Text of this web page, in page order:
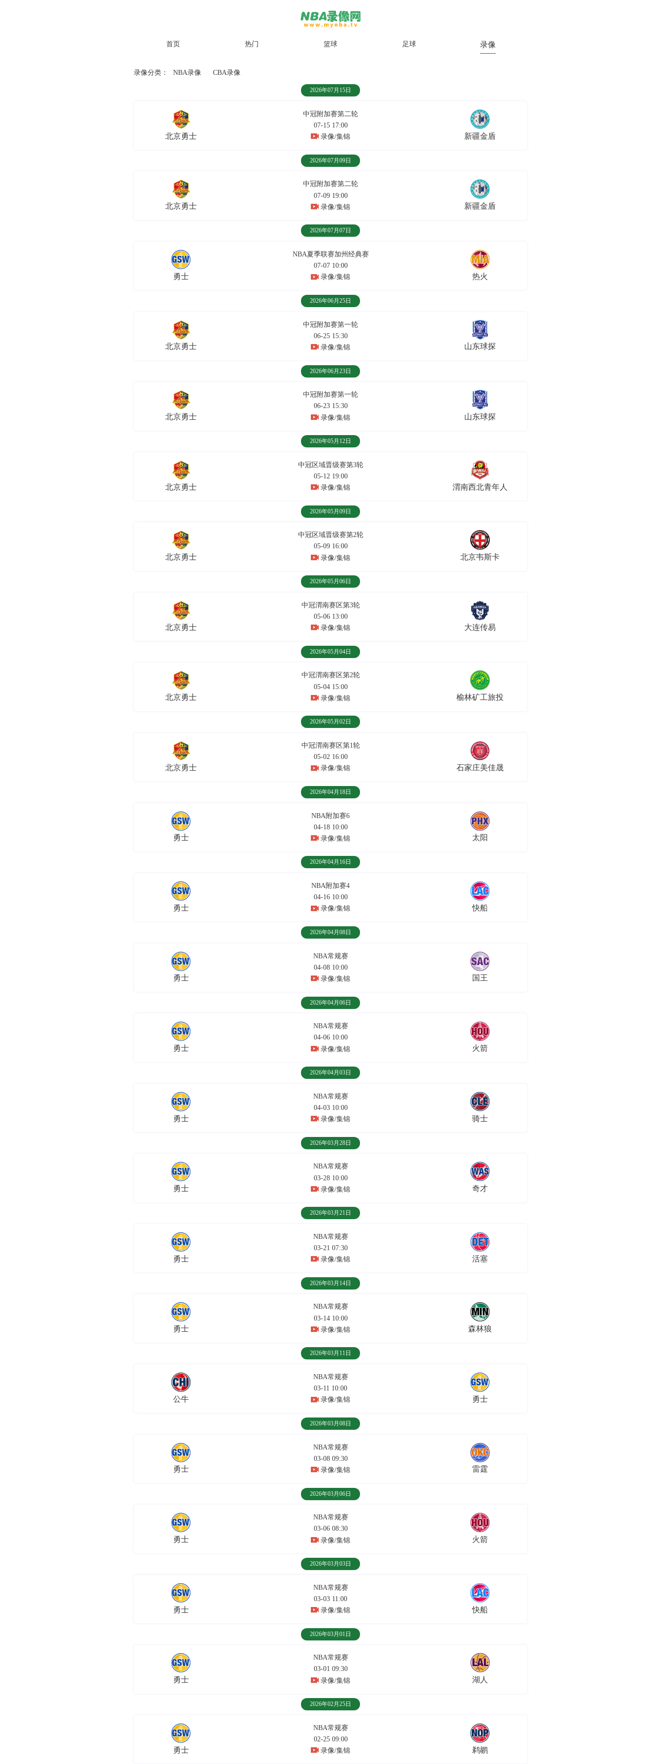
首页 热门 篮球 足球 录像
录像分类： NBA录像 CBA录像
2026年07月15日
北京勇士
中冠附加赛第二轮
07-15 17:00
录像/集锦
新疆金盾
2026年07月09日
北京勇士
中冠附加赛第二轮
07-09 19:00
录像/集锦
新疆金盾
2026年07月07日
勇士
NBA夏季联赛加州经典赛
07-07 10:00
录像/集锦
热火
2026年06月25日
北京勇士
中冠附加赛第一轮
06-25 15:30
录像/集锦
山东球探
2026年06月23日
北京勇士
中冠附加赛第一轮
06-23 15:30
录像/集锦
山东球探
2026年05月12日
北京勇士
中冠区域晋级赛第3轮
05-12 19:00
录像/集锦
渭南西北青年人
2026年05月09日
北京勇士
中冠区域晋级赛第2轮
05-09 16:00
录像/集锦
北京韦斯卡
2026年05月06日
北京勇士
中冠渭南赛区第3轮
05-06 13:00
录像/集锦
大连传易
2026年05月04日
北京勇士
中冠渭南赛区第2轮
05-04 15:00
录像/集锦
榆林矿工旅投
2026年05月02日
北京勇士
中冠渭南赛区第1轮
05-02 16:00
录像/集锦
石家庄美佳晟
2026年04月18日
勇士
NBA附加赛6
04-18 10:00
录像/集锦
太阳
2026年04月16日
勇士
NBA附加赛4
04-16 10:00
录像/集锦
快船
2026年04月08日
勇士
NBA常规赛
04-08 10:00
录像/集锦
国王
2026年04月06日
勇士
NBA常规赛
04-06 10:00
录像/集锦
火箭
2026年04月03日
勇士
NBA常规赛
04-03 10:00
录像/集锦
骑士
2026年03月28日
勇士
NBA常规赛
03-28 10:00
录像/集锦
奇才
2026年03月21日
勇士
NBA常规赛
03-21 07:30
录像/集锦
活塞
2026年03月14日
勇士
NBA常规赛
03-14 10:00
录像/集锦
森林狼
2026年03月11日
公牛
NBA常规赛
03-11 10:00
录像/集锦
勇士
2026年03月08日
勇士
NBA常规赛
03-08 09:30
录像/集锦
雷霆
2026年03月06日
勇士
NBA常规赛
03-06 08:30
录像/集锦
火箭
2026年03月03日
勇士
NBA常规赛
03-03 11:00
录像/集锦
快船
2026年03月01日
勇士
NBA常规赛
03-01 09:30
录像/集锦
湖人
2026年02月25日
勇士
NBA常规赛
02-25 09:00
录像/集锦
鹈鹕